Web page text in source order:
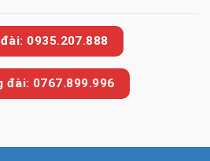
0935.207.888
đài: 0767.899.996